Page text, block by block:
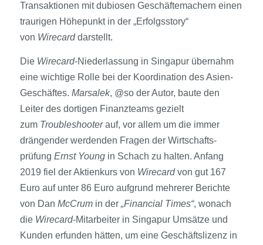
Transaktionen mit dubiosen Geschäftemachern einen
traurigen Höhepunkt in der „Erfolgsstory“
von Wirecarddarstellt.
Die Wirecard-Niederlassung in Singapur übernahm
eine wichtige Rolle bei der Koordination des Asien-
Geschäftes. Marsalek, @so der Autor, baute den
Leiter des dortigen Finanzteams gezielt
zum Troubleshooterauf, vor allem um die immer
drängender werdenden Fragen der Wirtschafts­
prüfung Ernst Youngin Schach zu halten. Anfang
2019 fiel der Aktienkurs von Wirecardvon gut 167
Euro auf unter 86 Euro aufgrund mehrerer Berichte
von Dan McCrumin der „Financial Times“, wonach
die Wirecard-Mitarbeiter in Singapur Umsätze und
Kunden erfunden hätten, um eine Geschäftslizenz in